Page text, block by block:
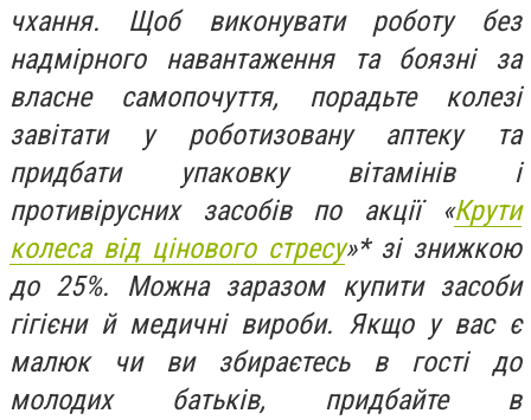
чхання. Щоб виконувати роботу без
надмірного навантаження та боязні за
власне самопочуття, порадьте колезі
завітати у роботизовану аптеку та
придбати упаковку вітамінів і
противірусних засобів по акції «Крути
колеса від цінового стресу»* зі знижкою
до 25%. Можна заразом купити засоби
гігієни й медичні вироби. Якщо у вас є
малюк чи ви збираєтесь в гості до
молодих батьків, придбайте в